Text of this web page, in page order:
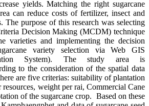
yields. Matching the right sugarcane
can reduce costs of fertilizer, insect and
The purpose of this research was selecting
Decision Making (MCDM) technique
varieties and implementing the decision
variety selection via Web GIS
System). The study area is
to the consideration of the spatial data
are five criterias: suitability of plantation
weight per rai, Commercial Cane
of the sugarcane crop. Based on these